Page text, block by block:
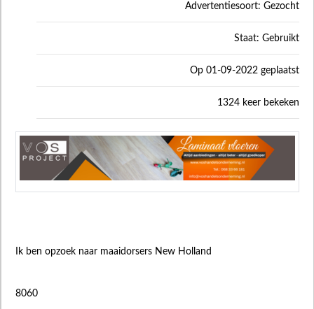
Advertentiesoort: Gezocht
Staat: Gebruikt
Op 01-09-2022 geplaatst
1324 keer bekeken
Ik ben opzoek naar maaidorsers New Holland
8060